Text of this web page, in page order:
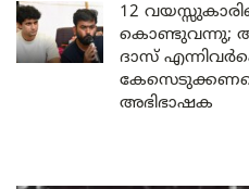
12
കൊണ്ടുവന്നു;
ദാസ്
അഭിഭാഷക